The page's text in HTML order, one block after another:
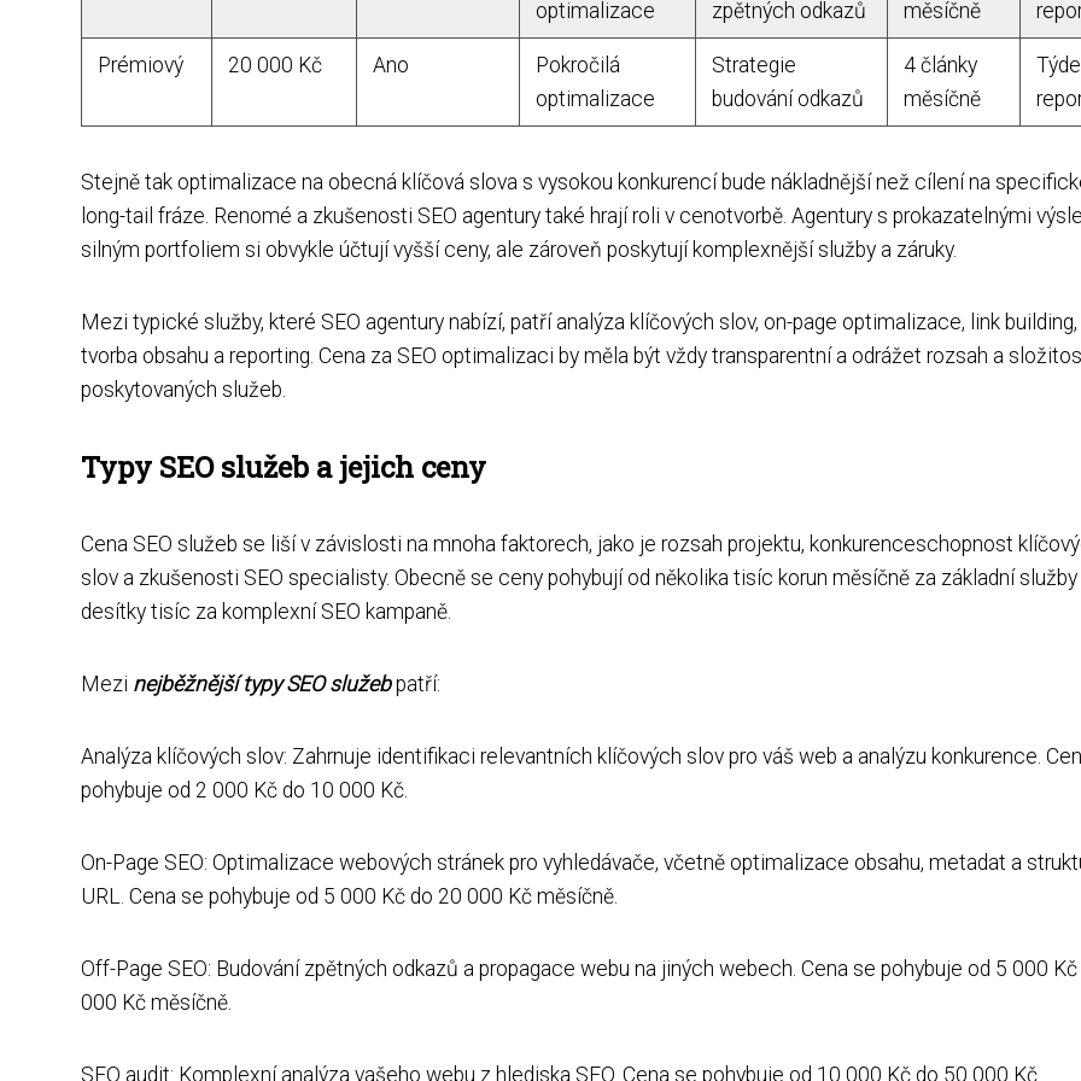
optimalizace
zpětných odkazů
měsíčně
Prémiový 20 000 Kč Ano
Pokročilá
optimalizace
Strategie
budování odkazů
4 články
měsíčně
Stejně tak optimalizace na obecná klíčová slova s vysokou konkurencí bude nákladnější než cílení na
long-tail fráze. Renomé a zkušenosti SEO agentury také hrají roli v cenotvorbě. Agentury s prokazatelnými
silným portfoliem si obvykle účtují vyšší ceny, ale zároveň poskytují komplexnější služby a záruky.
Mezi typické služby, které SEO agentury nabízí, patří analýza klíčových slov, on-page optimalizace, link building,
tvorba obsahu a reporting. Cena za SEO optimalizaci by měla být vždy transparentní a odrážet rozsah a
poskytovaných služeb.
Typy SEO služeb a jejich ceny
Cena SEO služeb se liší v závislosti na mnoha faktorech, jako je rozsah projektu, konkurenceschopnost
slov a zkušenosti SEO specialisty. Obecně se ceny pohybují od několika tisíc korun měsíčně za základní služby
desítky tisíc za komplexní SEO kampaně.
Mezi nejběžnější typy SEO služebpatří:
Analýza klíčových slov: Zahrnuje identifikaci relevantních klíčových slov pro váš web a analýzu konkurence.
pohybuje od 2 000 Kč do 10 000 Kč.
On-Page SEO: Optimalizace webových stránek pro vyhledávače, včetně optimalizace obsahu, metadat a
URL. Cena se pohybuje od 5 000 Kč do 20 000 Kč měsíčně.
Off-Page SEO: Budování zpětných odkazů a propagace webu na jiných webech. Cena se pohybuje od 5 000
000 Kč měsíčně.
SEO audit: Komplexní analýza vašeho webu z hlediska SEO. Cena se pohybuje od 10 000 Kč do 50 000 Kč.